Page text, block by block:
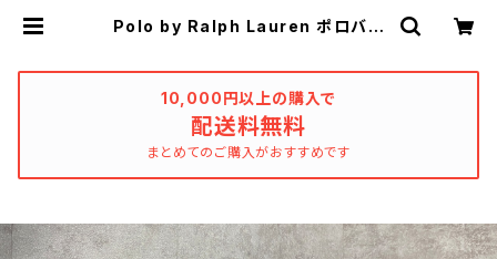
Polo by Ralph Lauren ポロバイ
ャツ | used_clothing_katharsi
s
10,000円以上の購入で
配送料無料
まとめてのご購入がおすすめです